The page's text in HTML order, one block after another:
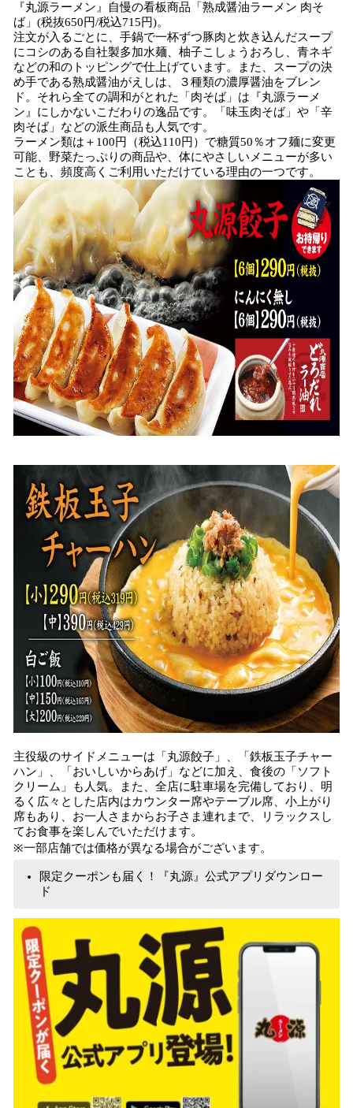
『丸源ラーメン』自慢の看板商品「熟成醤油ラーメン 肉そ
ば」(税抜650円/税込715円)。
注文が入るごとに、手鍋で一杯ずつ豚肉と炊き込んだスープ
にコシのある自社製多加水麺、柚子こしょうおろし、青ネギ
などの和のトッピングで仕上げています。​また、スープの決
め手である熟成醤油がえしは、３種類の濃厚醤油をブレン
ド。それら全ての調和がとれた「肉そば」は『丸源ラーメ
ン』にしかないこだわりの逸品です。「味玉肉そば」や「辛
肉そば」などの派生商品も人気です。
ラーメン類は＋100円（税込110円）で糖質50％オフ麺に変更
可能、野菜たっぷりの商品や、体にやさしいメニューが多い
ことも、頻度高くご利用いただけている理由の一つです。
主役級のサイドメニューは「丸源餃子」、「鉄板玉子チャー
ハン」、「おいしいからあげ」などに加え、食後の「ソフト
クリーム」も人気。また、全店に駐車場を完備しており、明
るく広々とした店内はカウンター席やテーブル席、小上がり
席もあり、お一人さまからお子さま連れまで、リラックスし
てお食事を楽しんでいただけます。
※一部店舗では価格が異なる場合がございます。
限定クーポンも届く！『丸源』公式アプリダウンロー
ド